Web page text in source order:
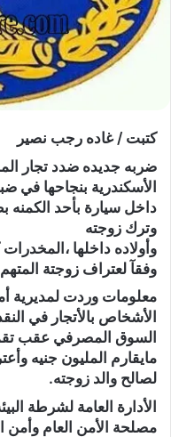
كتبت / غاده رجب نصير
ضربه جديده ضدد تجار
الأسكندرية بنجاحها في
داخل سيارة بأحد الكمنه
وترك زوجته
وأولاده داخلها
وفقآ لعتراف زوجتة
معلومات وردت لمديرية
الأشخاص بالأتجار في
السوق المصرفي عقب
مايقارم المليون جنيه
لصالح والد زوجته.
الأدارة العامة لشرطة
مصلحة الأمن العام وأمن